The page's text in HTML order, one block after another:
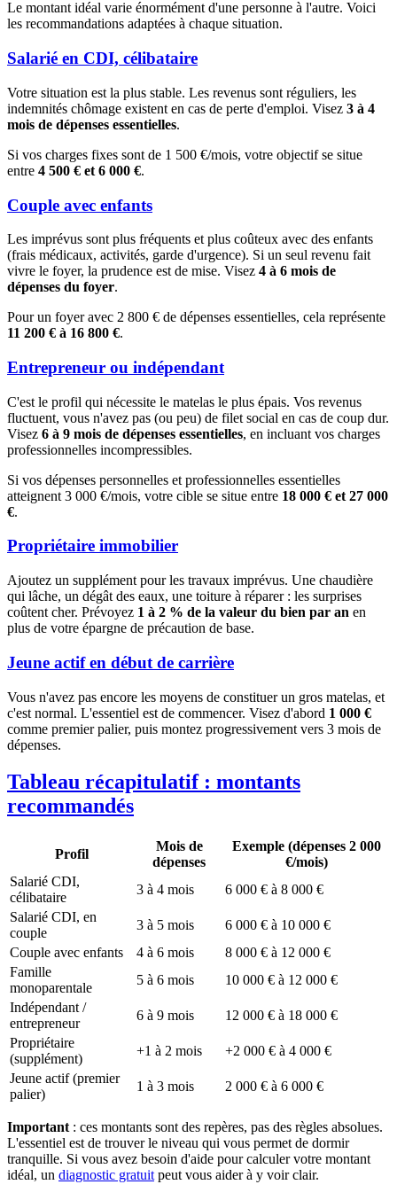
Le montant idéal varie énormément d'une personne à l'autre. Voici
les recommandations adaptées à chaque situation.
Salarié en CDI, célibataire
Votre situation est la plus stable. Les revenus sont réguliers, les
indemnités chômage existent en cas de perte d'emploi. Visez 3 à 4
mois de dépenses essentielles.
Si vos charges fixes sont de 1 500 €/mois, votre objectif se situe
entre 4 500 € et 6 000 €.
Couple avec enfants
Les imprévus sont plus fréquents et plus coûteux avec des enfants
(frais médicaux, activités, garde d'urgence). Si un seul revenu fait
vivre le foyer, la prudence est de mise. Visez 4 à 6 mois de
dépenses du foyer.
Pour un foyer avec 2 800 € de dépenses essentielles, cela représente
11 200 € à 16 800 €.
Entrepreneur ou indépendant
C'est le profil qui nécessite le matelas le plus épais. Vos revenus
fluctuent, vous n'avez pas (ou peu) de filet social en cas de coup dur.
Visez 6 à 9 mois de dépenses essentielles, en incluant vos charges
professionnelles incompressibles.
Si vos dépenses personnelles et professionnelles essentielles
atteignent 3 000 €/mois, votre cible se situe entre 18 000 € et 27 000
€.
Propriétaire immobilier
Ajoutez un supplément pour les travaux imprévus. Une chaudière
qui lâche, un dégât des eaux, une toiture à réparer : les surprises
coûtent cher. Prévoyez 1 à 2 % de la valeur du bien par an en
plus de votre épargne de précaution de base.
Jeune actif en début de carrière
Vous n'avez pas encore les moyens de constituer un gros matelas, et
c'est normal. L'essentiel est de commencer. Visez d'abord 1 000 €
comme premier palier, puis montez progressivement vers 3 mois de
dépenses.
Tableau récapitulatif : montants
recommandés
Profil
Mois de
dépenses
Exemple (dépenses 2 000
€/mois)
Salarié CDI,
célibataire
3 à 4 mois
6 000 € à 8 000 €
Salarié CDI, en
couple
3 à 5 mois
6 000 € à 10 000 €
Couple avec enfants
4 à 6 mois
8 000 € à 12 000 €
Famille
monoparentale
5 à 6 mois
10 000 € à 12 000 €
Indépendant /
entrepreneur
6 à 9 mois
12 000 € à 18 000 €
Propriétaire
(supplément)
+1 à 2 mois
+2 000 € à 4 000 €
Jeune actif (premier
palier)
1 à 3 mois 2 000 € à 6 000 €
Important : ces montants sont des repères, pas des règles absolues.
L'essentiel est de trouver le niveau qui vous permet de dormir
tranquille. Si vous avez besoin d'aide pour calculer votre montant
idéal, un diagnostic gratuit peut vous aider à y voir clair.